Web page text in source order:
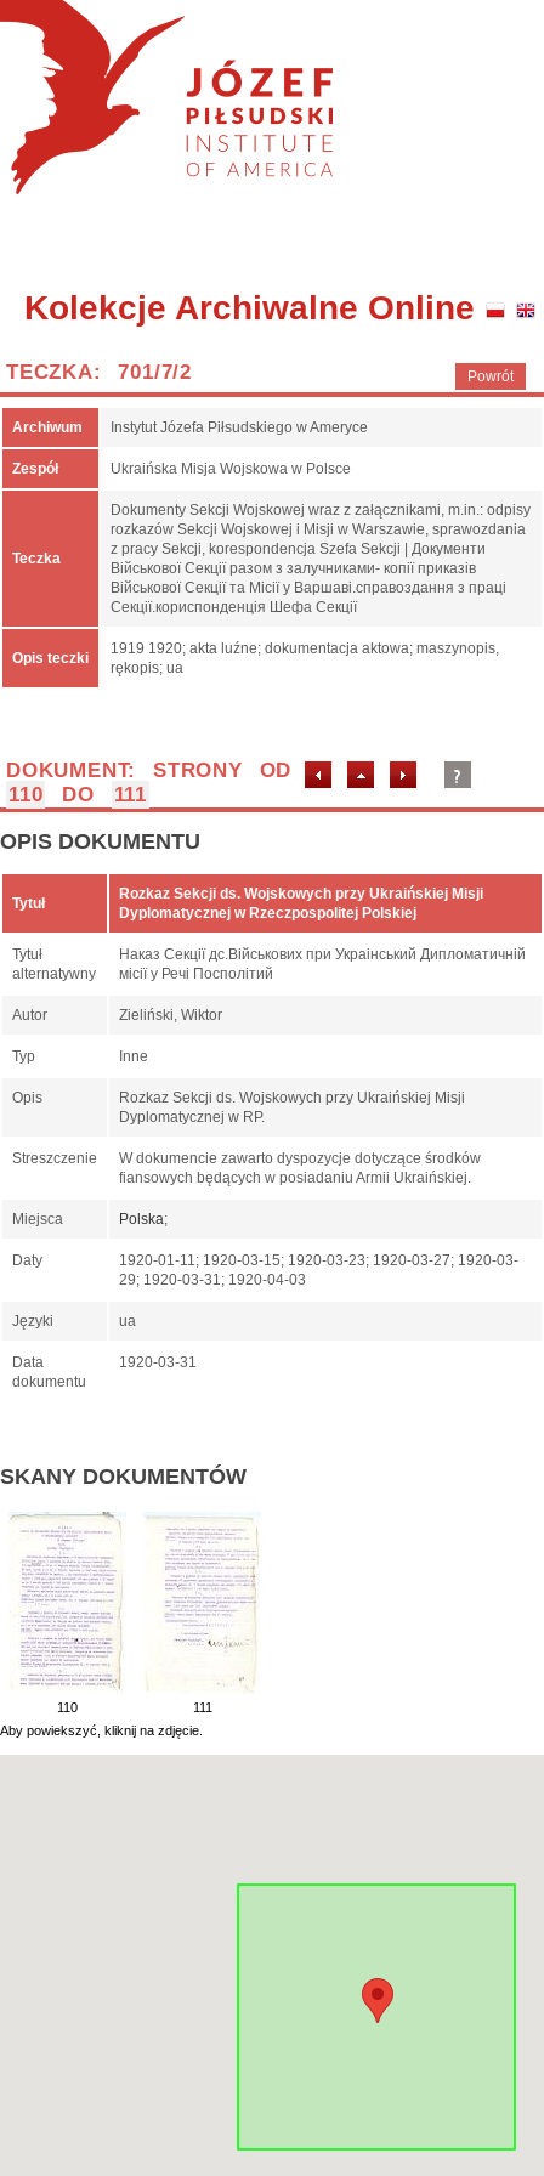
Kolekcje Archiwalne Online
Powrót
TECZKA: 701/7/2
Archiwum Instytut Józefa Piłsudskiego w Ameryce
Zespół Ukraińska Misja Wojskowa w Polsce
Teczka
Dokumenty Sekcji Wojskowej wraz z załącznikami, m.in.: odpisy
rozkazów Sekcji Wojskowej i Misji w Warszawie, sprawozdania
z pracy Sekcji, korespondencja Szefa Sekcji | Документи
Військової Секції разом з залучниками- копії приказів
Військової Секції та Місії у Варшаві.справоздання з праці
Секції.кориспонденція Шефа Секції
Opis teczki
1919 1920; akta luźne; dokumentacja aktowa; maszynopis,
rękopis; ua
DOKUMENT: STRONY OD
110
DO 111
OPIS DOKUMENTU
Tytuł
Rozkaz Sekcji ds. Wojskowych przy Ukraińskiej Misji
Dyplomatycznej w Rzeczpospolitej Polskiej
Tytuł
alternatywny
Наказ Секції дс.Військових при Украінський Дипломатичній
місії у Речі Посполітий
Autor Zieliński, Wiktor
Typ Inne
Opis
Rozkaz Sekcji ds. Wojskowych przy Ukraińskiej Misji
Dyplomatycznej w RP.
Streszczenie
W dokumencie zawarto dyspozycje dotyczące środków
fiansowych będących w posiadaniu Armii Ukraińskiej.
Miejsca Polska;
Daty
1920-01-11; 1920-03-15; 1920-03-23; 1920-03-27; 1920-03-
29; 1920-03-31; 1920-04-03
Języki ua
Data
dokumentu
1920-03-31
SKANY DOKUMENTÓW
110
111
Aby powiekszyć, kliknij na zdjęcie.